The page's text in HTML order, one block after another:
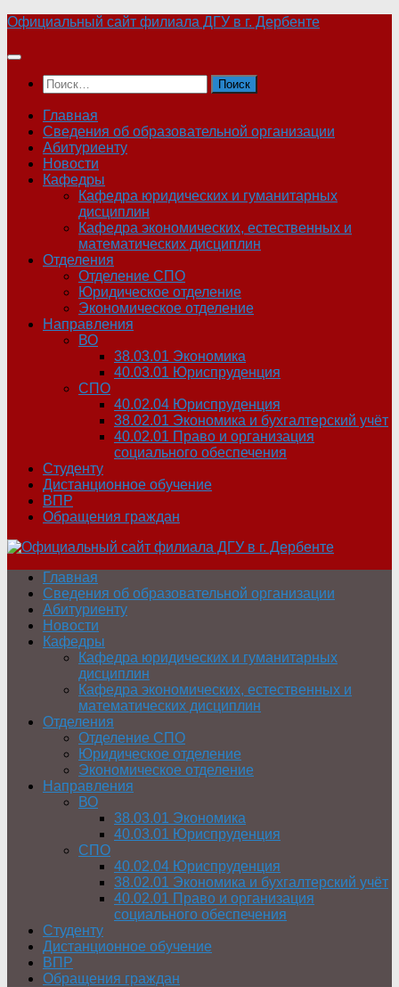
Skip
content
Официальный сайт филиала ДГУ в г. Дербенте
Найти:
Главная
Сведения об образовательной организации
Абитуриенту
Новости
Кафедры
Кафедра юридических и гуманитарных
дисциплин
Кафедра экономических, естественных и
математических дисциплин
Отделения
Отделение СПО
Юридическое отделение
Экономическое отделение
Направления
ВО
38.03.01 Экономика
40.03.01 Юриспруденция
СПО
40.02.04 Юриспруденция
38.02.01 Экономика и бухгалтерский учёт
40.02.01 Право и организация
социального обеспечения
Студенту
Дистанционное обучение
ВПР
Обращения граждан
Главная
Сведения об образовательной организации
Абитуриенту
Новости
Кафедры
Кафедра юридических и гуманитарных
дисциплин
Кафедра экономических, естественных и
математических дисциплин
Отделения
Отделение СПО
Юридическое отделение
Экономическое отделение
Направления
ВО
38.03.01 Экономика
40.03.01 Юриспруденция
СПО
40.02.04 Юриспруденция
38.02.01 Экономика и бухгалтерский учёт
40.02.01 Право и организация
социального обеспечения
Студенту
Дистанционное обучение
ВПР
Обращения граждан